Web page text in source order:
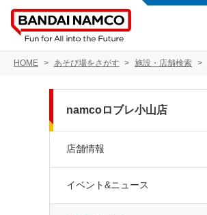
HOME あそび場をさがす 施設・店舗検索
namcoロブレ小山店
店舗情報
イベント&ニュース